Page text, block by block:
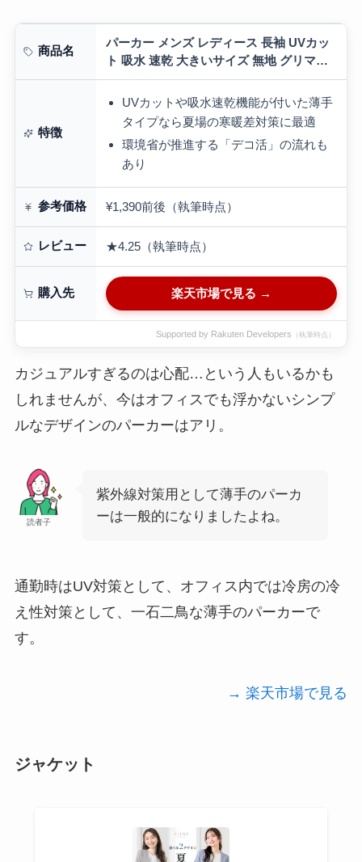
商品名
パーカー メンズ レディース 長袖 UVカッ
ト 吸水 速乾 大きいサイズ 無地 グリマー
（glimmer) ジップパーカー ラッシュガー
ド ドライ 4.4オンス…
特徴
UVカットや吸水速乾機能が付いた薄手
タイプなら夏場の寒暖差対策に最適
環境省が推進する「デコ活」の流れも
あり
参考価格 ¥1,390前後（執筆時点）
レビュー ★4.25（執筆時点）
購入先 楽天市場で見る →
Supported by Rakuten Developers （執筆時点）
カジュアルすぎるのは心配…という人もいるかも
しれませんが、今はオフィスでも浮かないシンプ
ルなデザインのパーカーはアリ。
読者子
紫外線対策用として薄手のパーカ
ーは一般的になりましたよね。
通勤時はUV対策として、オフィス内では冷房の冷
え性対策として、一石二鳥な薄手のパーカーで
す。
→ 楽天市場で見る
ジャケット